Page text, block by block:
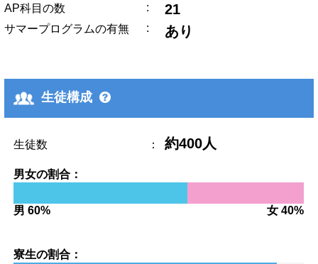
AP科目の数 : 21
サマープログラムの有無 : あり
生徒構成
生徒数 ： 約400人
男女の割合：
男 60% 女 40%
寮生の割合：